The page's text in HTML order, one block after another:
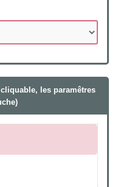
les paramêtres